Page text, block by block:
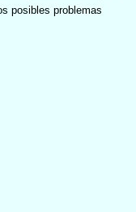
posibles problemas